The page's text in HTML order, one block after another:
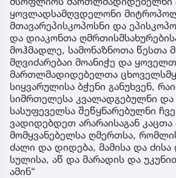
ყოვლადსამღვდელონი
მთავარეპისკოპოსნი და
და დიაკონთა
მოჰმადლე, სამონაზნოთა წესთა
მღვიძარებაი მოანიჭე და
მართლმადიდებელთა
სიყვარულისა ბჭენი განუხვენ,
სიმრთელესა კვალადგებულნი
სასუფეველსა შეწყნარებულნი
ვადიდებდეთ არარაისაგან კაცთა
მომყვანებელსა ღმერთსა,
ძალი და დიდება, მამისა და ძისა
სულისა, აწ და მარადის და
ამინ“